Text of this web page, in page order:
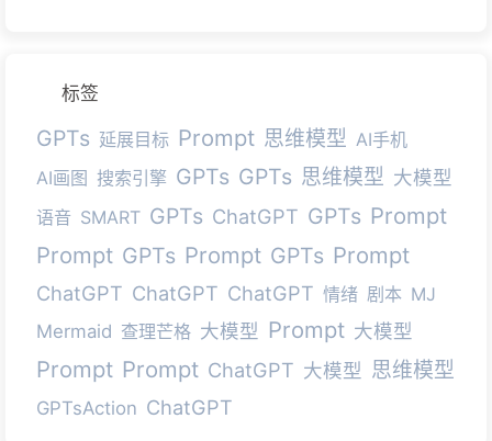
标签
GPTs 延展目标 Prompt 思维模型 AI手机
AI画图 搜索引擎 GPTs GPTs 思维模型 大模型
语音 SMART GPTs ChatGPT GPTs Prompt
Prompt GPTs Prompt GPTs Prompt
ChatGPT ChatGPT ChatGPT 情绪 剧本 MJ
Mermaid 查理芒格 大模型 Prompt 大模型
Prompt Prompt ChatGPT 大模型 思维模型
GPTsAction ChatGPT